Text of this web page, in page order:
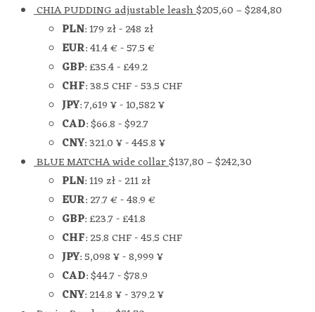
CHIA PUDDING adjustable leash$205,60–$284,80
PLN:179 zł-248 zł
EUR:41.4 €-57.5 €
GBP:£35.4-£49.2
CHF:38.5 CHF-53.5 CHF
JPY:7,619 ¥-10,582 ¥
CAD:$66.8-$92.7
CNY:321.0 ¥-445.8 ¥
BLUE MATCHA wide collar$137,80–$242,30
PLN:119 zł-211 zł
EUR:27.7 €-48.9 €
GBP:£23.7-£41.8
CHF:25.8 CHF-45.5 CHF
JPY:5,098 ¥-8,999 ¥
CAD:$44.7-$78.9
CNY:214.8 ¥-379.2 ¥